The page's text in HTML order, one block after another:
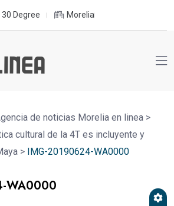
30 Degree Morelia
de noticias Morelia en linea >
cultural de la 4T es incluyente y
> IMG-20190624-WA0000
WA0000